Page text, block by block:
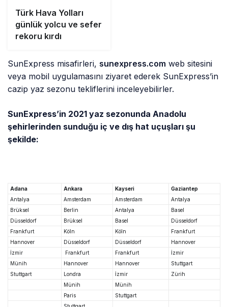
Türk Hava Yolları
günlük yolcu ve sefer
rekoru kırdı
SunExpress misafirleri, sunexpress.com web sitesini
veya mobil uygulamasını ziyaret ederek SunExpress’in
cazip yaz sezonu tekliflerini inceleyebilirler.
SunExpress’in 2021 yaz sezonunda Anadolu
şehirlerinden sunduğu iç ve dış hat uçuşları şu
şekilde:
Adana Ankara Kayseri
Gaziantep
Antalya
Amsterdam Amsterdam
Antalya
Brüksel
Berlin Antalya
Basel
Düsseldorf
Brüksel Basel
Düsseldorf
Frankfurt
Köln Köln
Frankfurt
Hannover
Düsseldorf Düsseldorf
Hannover
İzmir
Frankfurt Frankfurt
İzmir
Münih
Hannover Hannover
Stuttgart
Stuttgart
Londra İzmir
Zürih
Münih
Münih
Paris
Stuttgart